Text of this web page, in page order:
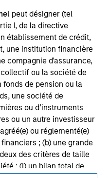
peut désigner (tel
I, de la directive
établissement de crédit,
une institution financière
compagnie d'assurance,
ou la société de
de pension ou la
une société de
ou d’instruments
ou un autre investisseur
ou réglementé(e)
; (b) une grande
des critères de taille
: (I) un bilan total de
laws of such jurisdiction.
a loss of principal.
page for important
additional risk